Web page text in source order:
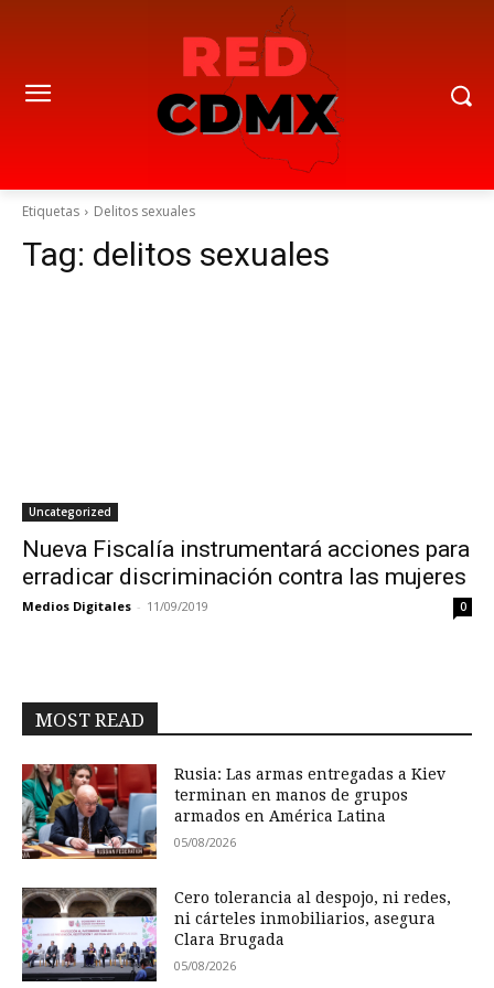
Etiquetas Delitos sexuales
Tag: delitos sexuales
Uncategorized
Nueva Fiscalía instrumentará acciones para
erradicar discriminación contra las mujeres
Medios Digitales - 11/09/2019 0
MOST READ
Rusia: Las armas entregadas a Kiev
terminan en manos de grupos
armados en América Latina
05/08/2026
Cero tolerancia al despojo, ni redes,
ni cárteles inmobiliarios, asegura
Clara Brugada
05/08/2026